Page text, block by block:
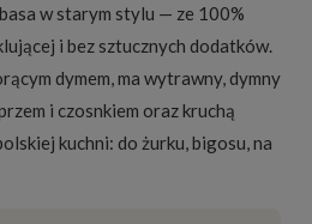
w starym stylu — ze 100%
i bez sztucznych dodatków.
dymem, ma wytrawny, dymny
i czosnkiem oraz kruchą
kuchni: do żurku, bigosu, na